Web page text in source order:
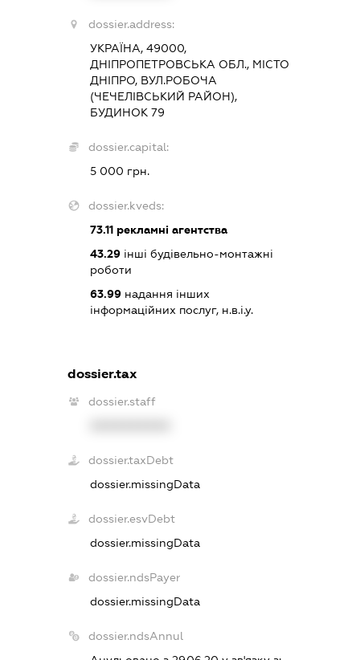
dossier.address:
УКРАЇНА, 49000,
ДНІПРОПЕТРОВСЬКА ОБЛ., МІСТО
ДНІПРО, ВУЛ.РОБОЧА
(ЧЕЧЕЛІВСЬКИЙ РАЙОН),
БУДИНОК 79
dossier.capital:
5 000 грн.
dossier.kveds:
73.11рекламні агентства
43.29інші будівельно-монтажні
роботи
63.99надання інших
інформаційних послуг, н.в.і.у.
dossier.tax
dossier.staff
dossier.taxDebt
dossier.missingData
dossier.esvDebt
dossier.missingData
dossier.ndsPayer
dossier.missingData
dossier.ndsAnnul